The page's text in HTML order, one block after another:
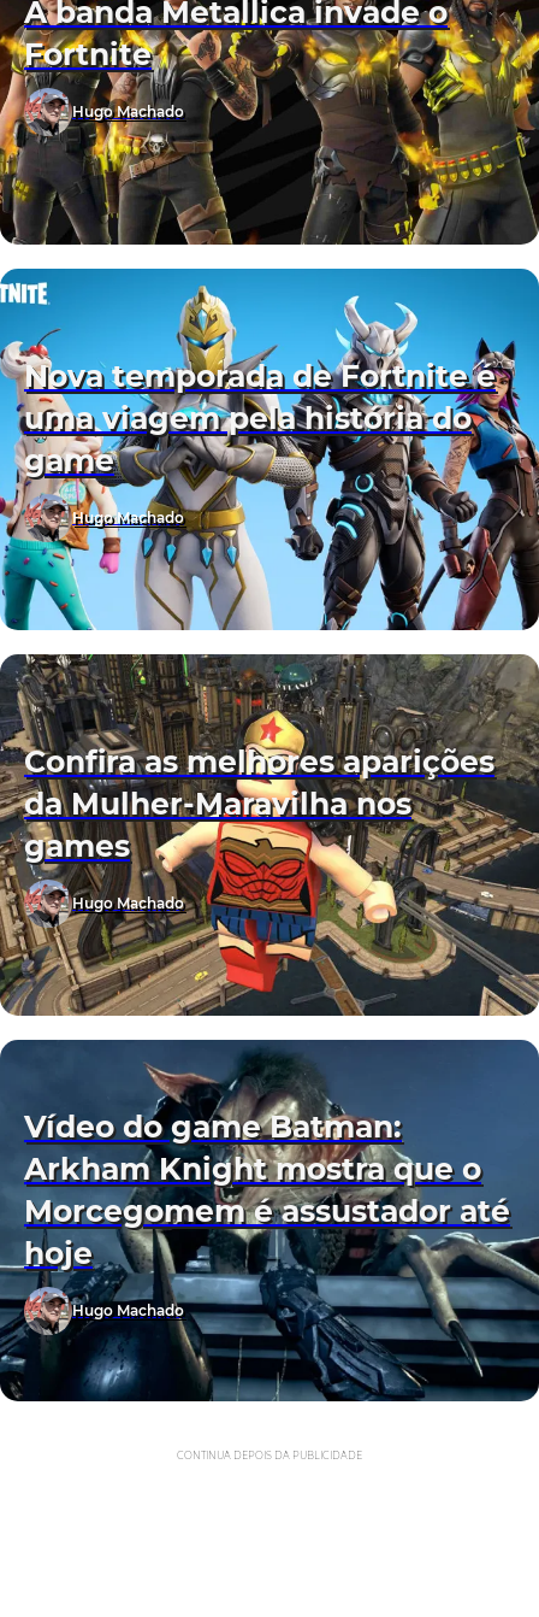
A banda Metallica invade o
Fortnite
Hugo Machado
Nova temporada de Fortnite é
uma viagem pela história do
game
Hugo Machado
Confira as melhores aparições
da Mulher-Maravilha nos
games
Hugo Machado
Vídeo do game Batman:
Arkham Knight mostra que o
Morcegomem é assustador até
hoje
Hugo Machado
CONTINUA DEPOIS DA PUBLICIDADE